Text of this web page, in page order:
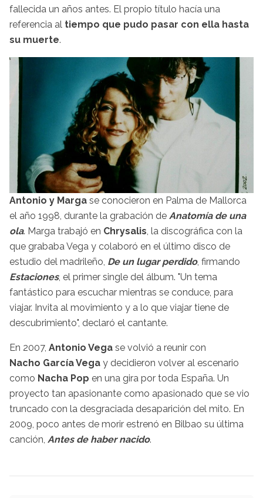
fallecida un años antes. El propio título hacía una
referencia al tiempo que pudo pasar con ella hasta
su muerte.
Antonio y Marga se conocieron en Palma de Mallorca
el año 1998, durante la grabación de Anatomía de una
ola. Marga trabajó en Chrysalis , la discográfica con la
que grababa Vega y colaboró en el último disco de
estudio del madrileño, De un lugar perdido, firmando
Estaciones, el primer single del álbum. "Un tema
fantástico para escuchar mientras se conduce, para
viajar. Invita al movimiento y a lo que viajar tiene de
descubrimiento", declaró el cantante.
En 2007, Antonio Vega se volvió a reunir con
Nacho García Vega y decidieron volver al escenario
como Nacha Pop en una gira por toda España. Un
proyecto tan apasionante como apasionado que se vio
truncado con la desgraciada desaparición del mito. En
2009, poco antes de morir estrenó en Bilbao su última
canción, Antes de haber nacido.